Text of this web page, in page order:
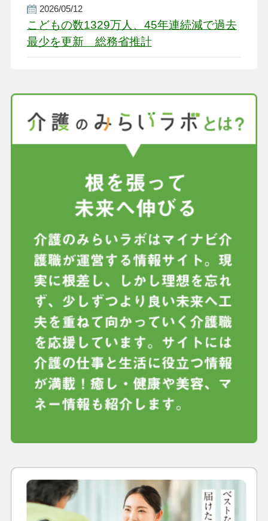
2026/05/12
こどもの数1329万人、45年連続減で過去
最少を更新 総務省推計